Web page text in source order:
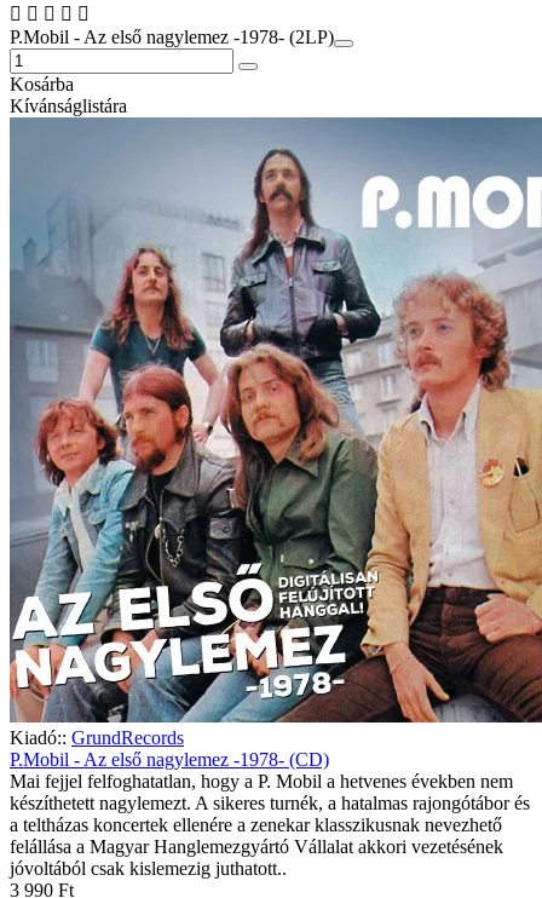
P.Mobil - Az első nagylemez -1978- (2LP)
Kosárba
Kívánságlistára
Kiadó:: GrundRecords
P.Mobil - Az első nagylemez -1978- (CD)
Mai fejjel felfoghatatlan, hogy a P. Mobil a hetvenes években nem
készíthetett nagylemezt. A sikeres turnék, a hatalmas rajongótábor és
a teltházas koncertek ellenére a zenekar klasszikusnak nevezhető
felállása a Magyar Hanglemezgyártó Vállalat akkori vezetésének
jóvoltából csak kislemezig juthatott..
3 990 Ft